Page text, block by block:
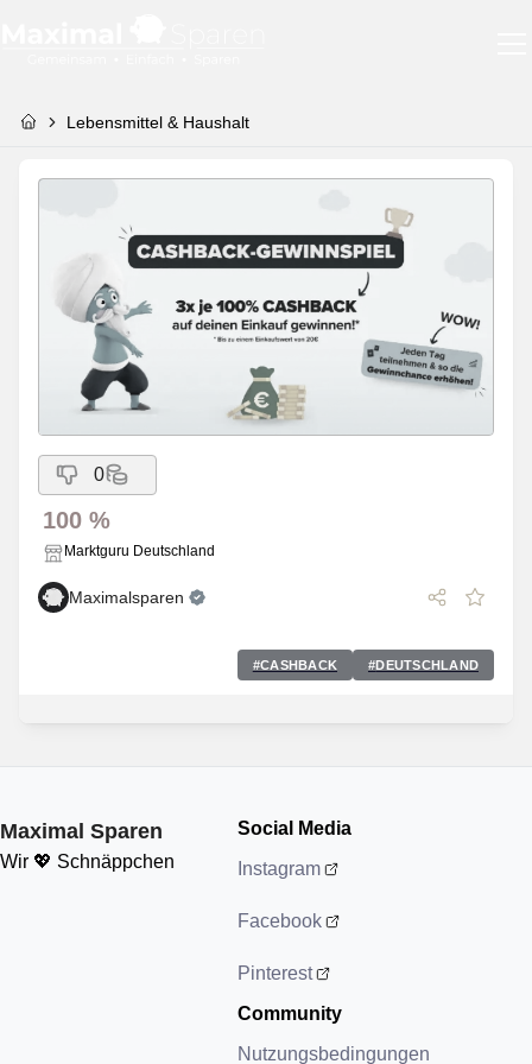
Lebensmittel & Haushalt
0
100 %
Marktguru Deutschland
Maximalsparen
#CASHBACK #DEUTSCHLAND
Maximal Sparen
Wir 💖 Schnäppchen
Social Media
Instagram
Facebook
Pinterest
Community
Nutzungsbedingungen